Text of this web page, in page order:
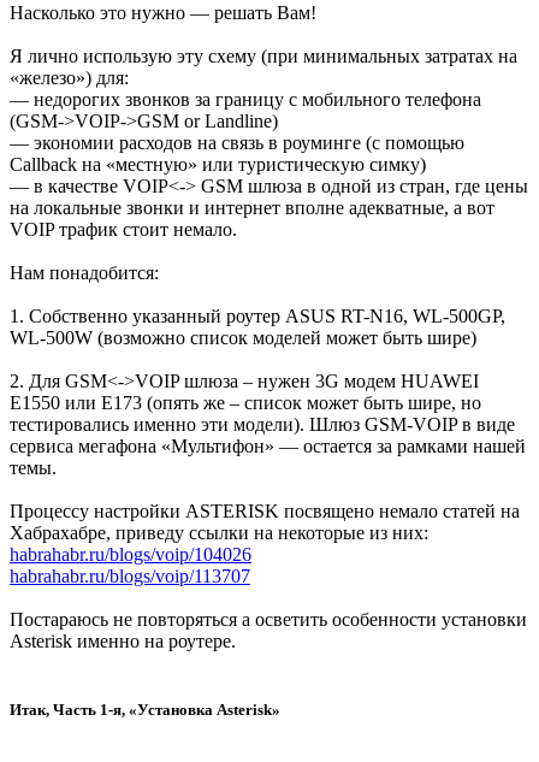
Насколько это нужно — решать Вам!
Я лично использую эту схему (при минимальных затратах на
«железо») для:
— недорогих звонков за границу с мобильного телефона
(GSM->VOIP->GSM or Landline)
— экономии расходов на связь в роуминге (c помощью
Callback на «местную» или туристическую симку)
— в качестве VOIP<-> GSM шлюза в одной из стран, где цены
на локальные звонки и интернет вполне адекватные, а вот
VOIP трафик стоит немало.
Нам понадобится:
1. Собственно указанный роутер ASUS RT-N16, WL-500GP,
WL-500W (возможно список моделей может быть шире)
2. Для GSM<->VOIP шлюза – нужен 3G модем HUAWEI
E1550 или E173 (опять же – список может быть шире, но
тестировались именно эти модели). Шлюз GSM-VOIP в виде
сервиса мегафона «Мультифон» — остается за рамками нашей
темы.
Процессу настройки ASTERISK посвящено немало статей на
Хабрахабре, приведу ссылки на некоторые из них:
habrahabr.ru/blogs/voip/104026
habrahabr.ru/blogs/voip/113707
Постараюсь не повторяться а осветить особенности установки
Asterisk именно на роутере.
Итак, Часть 1-я, «Установка Asterisk»